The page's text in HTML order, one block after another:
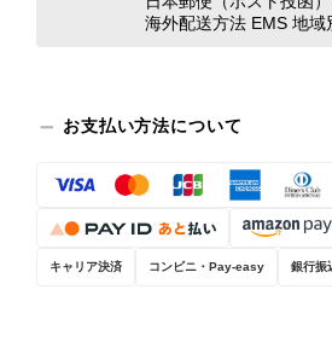
今回のご指摘を重
きます。 掲載内
時の見落としとし
し、全スタッフで
す。 オンラインで
お選びいただける
態確認とご案内に
海外配送方法 EMS 地域
お支払い方法について
キャリア決済 コンビニ・Pay-easy 銀行振